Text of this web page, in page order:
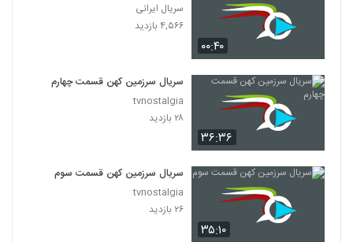
۰۰:۴۰
سریال ایرانی
۴,۵۶۶ بازدید
۳۶:۳۶
سریال سرزمین کهن قسمت چهارم
tvnostalgia
۲۸ بازدید
۳۵:۱۰
سریال سرزمین کهن قسمت سوم
tvnostalgia
۲۶ بازدید